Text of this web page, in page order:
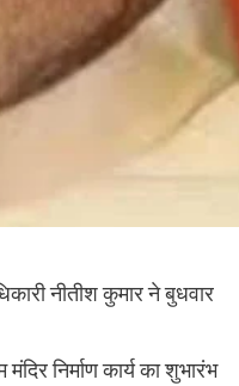
नीतीश कुमार ने बुधवार
निर्माण कार्य का शुभारंभ